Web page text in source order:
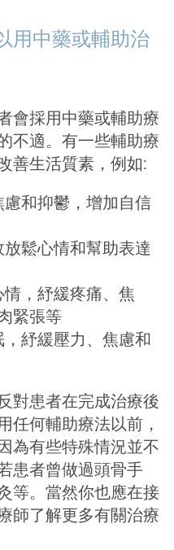
用中藥或輔助治
會採用中藥或輔助療
不適。有一些輔助療
善生活質素，例如:
和抑鬱，增加自信
鬆心情和幫助表達
，紓緩疼痛、焦
緊張等
紓緩壓力、焦慮和
對患者在完成治療後
任何輔助療法以前，
為有些特殊情況並不
患者曾做過頭骨手
等。當然你也應在接
師了解更多有關治療